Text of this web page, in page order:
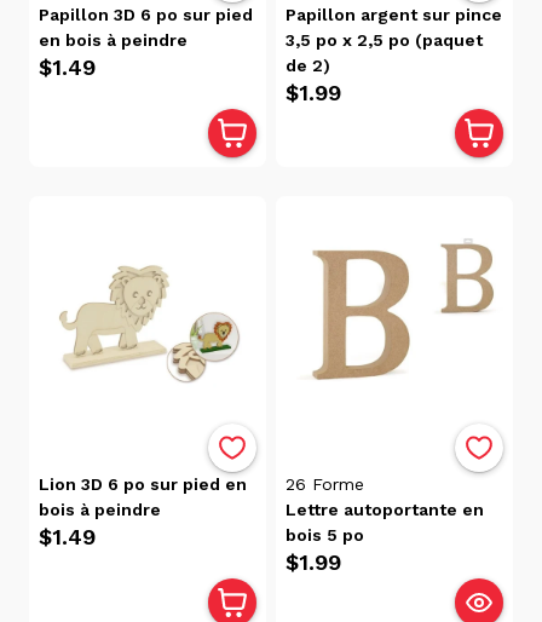
Papillon 3D 6 po sur pied
en bois à peindre
$1.49
Papillon argent sur pince
3,5 po x 2,5 po (paquet
de 2)
$1.99
Lion 3D 6 po sur pied en
bois à peindre
$1.49
26 Forme
Lettre autoportante en
bois 5 po
$1.99